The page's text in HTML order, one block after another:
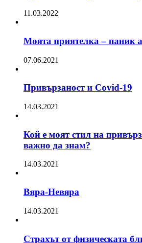
11.03.2022
Моята приятелка – паник
07.06.2021
Привързаност и Covid-19
14.03.2021
Кой е моят стил на
важно да знам?
14.03.2021
Вяра-Невяра
14.03.2021
Страхът от физическата